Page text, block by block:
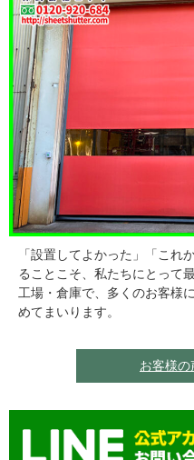
「設置してよかった」「これ
ることこそ、私たちにとって
工場・倉庫で、多くのお客様
めてまいります。
お客様の